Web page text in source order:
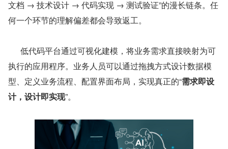
文档 → 技术设计 → 代码实现 → 测试验证”的漫长链条。任
何一个环节的理解偏差都会导致返工。
执行的应用程序。业务人员可以通过拖拽方式设计数据模
型、定义业务流程、配置界面布局，实现真正的“需求即设
计，设计即实现”。